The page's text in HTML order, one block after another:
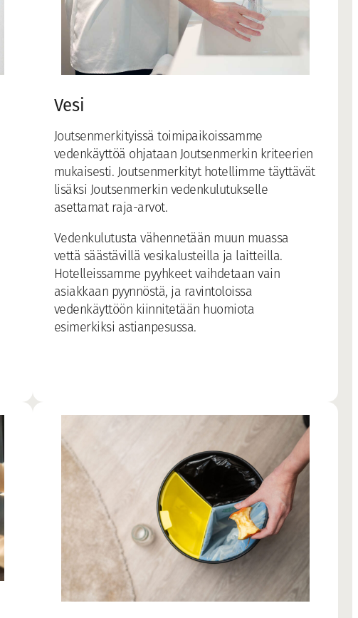
Vesi
Joutsenmerkityissä toimipaikoissamme
vedenkäyttöä ohjataan Joutsenmerkin kriteerien
mukaisesti. Joutsenmerkityt hotellimme täyttävät
lisäksi Joutsenmerkin vedenkulutukselle
asettamat raja-arvot.
Vedenkulutusta vähennetään muun muassa
vettä säästävillä vesikalusteilla ja laitteilla.
Hotelleissamme pyyhkeet vaihdetaan vain
asiakkaan pyynnöstä, ja ravintoloissa
vedenkäyttöön kiinnitetään huomiota
esimerkiksi astianpesussa.